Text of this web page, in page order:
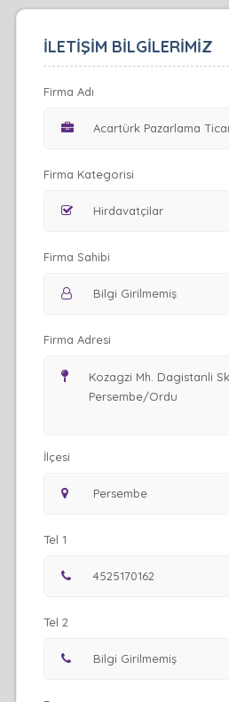
İLETİŞİM BİLGİLERİMİZ
Firma Adı
Firma Kategorisi
Firma Sahibi
Firma Adresi
İlçesi
Tel 1
Tel 2